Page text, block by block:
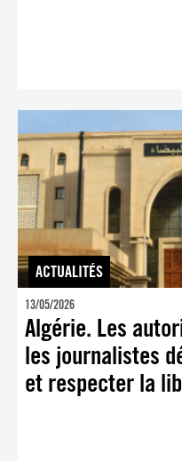
ACTUALITÉS
13/05/2026
Algérie. Les
les journalistes
et respecter la